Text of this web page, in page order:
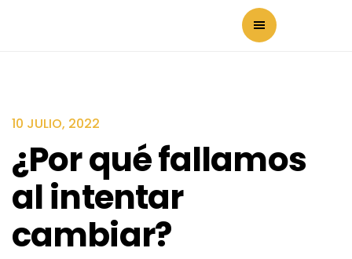
10 JULIO, 2022
¿Por qué fallamos
al intentar
cambiar?